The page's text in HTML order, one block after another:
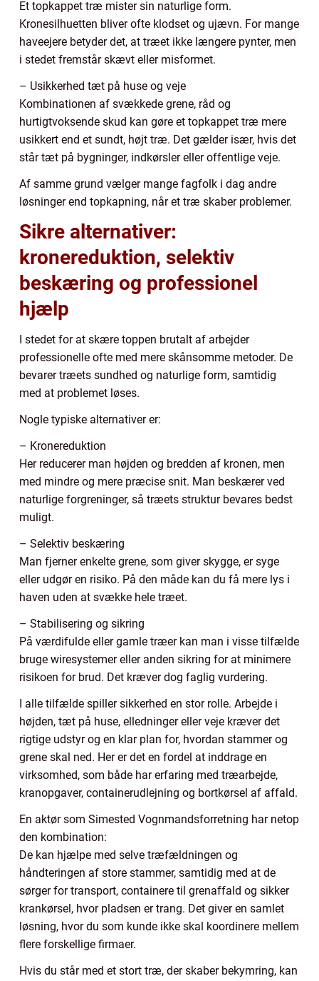
Et topkappet træ mister sin naturlige form.
Kronesilhuetten bliver ofte klodset og ujævn. For mange
haveejere betyder det, at træet ikke længere pynter, men
i stedet fremstår skævt eller misformet.
– Usikkerhed tæt på huse og veje
Kombinationen af svækkede grene, råd og
hurtigtvoksende skud kan gøre et topkappet træ mere
usikkert end et sundt, højt træ. Det gælder især, hvis det
står tæt på bygninger, indkørsler eller offentlige veje.
Af samme grund vælger mange fagfolk i dag andre
løsninger end topkapning, når et træ skaber problemer.
Sikre alternativer:
kronereduktion, selektiv
beskæring og professionel
hjælp
I stedet for at skære toppen brutalt af arbejder
professionelle ofte med mere skånsomme metoder. De
bevarer træets sundhed og naturlige form, samtidig
med at problemet løses.
Nogle typiske alternativer er:
– Kronereduktion
Her reducerer man højden og bredden af kronen, men
med mindre og mere præcise snit. Man beskærer ved
naturlige forgreninger, så træets struktur bevares bedst
muligt.
– Selektiv beskæring
Man fjerner enkelte grene, som giver skygge, er syge
eller udgør en risiko. På den måde kan du få mere lys i
haven uden at svække hele træet.
– Stabilisering og sikring
På værdifulde eller gamle træer kan man i visse tilfælde
bruge wiresystemer eller anden sikring for at minimere
risikoen for brud. Det kræver dog faglig vurdering.
I alle tilfælde spiller sikkerhed en stor rolle. Arbejde i
højden, tæt på huse, elledninger eller veje kræver det
rigtige udstyr og en klar plan for, hvordan stammer og
grene skal ned. Her er det en fordel at inddrage en
virksomhed, som både har erfaring med træarbejde,
kranopgaver, containerudlejning og bortkørsel af affald.
En aktør som Simested Vognmandsforretning har netop
den kombination:
De kan hjælpe med selve træfældningen og
håndteringen af store stammer, samtidig med at de
sørger for transport, containere til grenaffald og sikker
krankørsel, hvor pladsen er trang. Det giver en samlet
løsning, hvor du som kunde ikke skal koordinere mellem
flere forskellige firmaer.
Hvis du står med et stort træ, der skaber bekymring, kan